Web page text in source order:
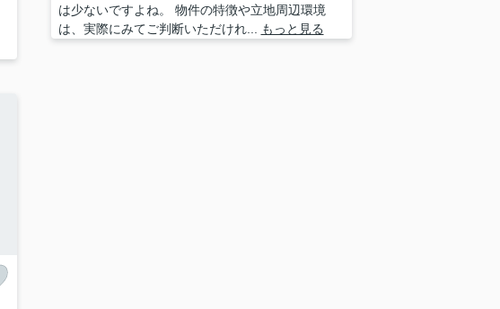
は少ないですよね。 物件の特徴や立地周辺環境
は、実際にみてご判断いただけれ...
もっと見る